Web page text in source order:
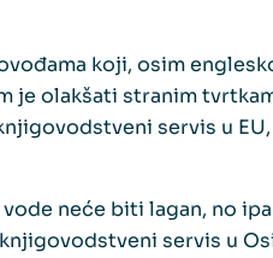
koji, osim
je olakšati stranim
servis u
neće biti lagan, no
servis u